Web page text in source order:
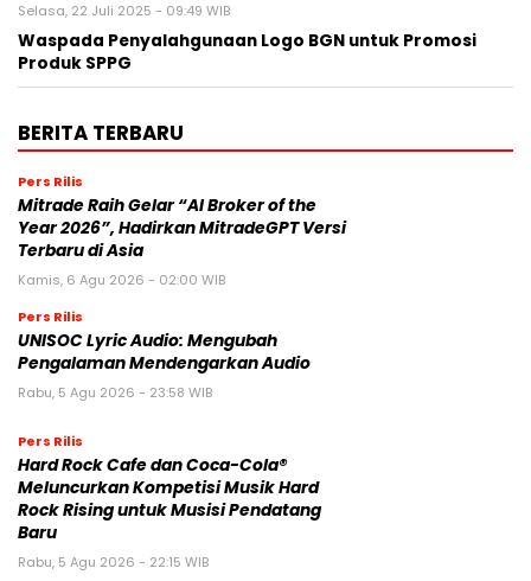
Selasa, 22 Juli 2025 - 09:49 WIB
Waspada Penyalahgunaan Logo BGN untuk Promosi
Produk SPPG
BERITA TERBARU
Pers Rilis
Mitrade Raih Gelar “AI Broker of the
Year 2026”, Hadirkan MitradeGPT Versi
Terbaru di Asia
Kamis, 6 Agu 2026 - 02:00 WIB
Pers Rilis
UNISOC Lyric Audio: Mengubah
Pengalaman Mendengarkan Audio
Rabu, 5 Agu 2026 - 23:58 WIB
Pers Rilis
Hard Rock Cafe dan Coca-Cola®
Meluncurkan Kompetisi Musik Hard
Rock Rising untuk Musisi Pendatang
Baru
Rabu, 5 Agu 2026 - 22:15 WIB